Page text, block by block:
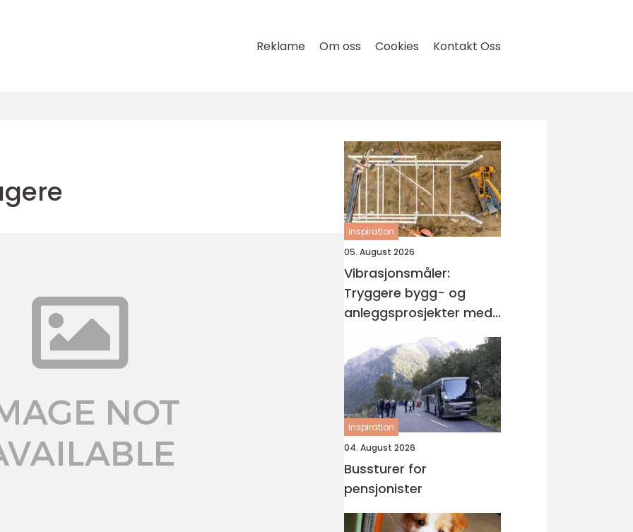
Reklame Om oss Cookies Kontakt Oss
inspiration
05. August 2026
Vibrasjonsmåler:
Tryggere bygg- og
anleggsprosjekter med
vibrasjonsmåling
inspiration
04. August 2026
Bussturer for
pensjonister